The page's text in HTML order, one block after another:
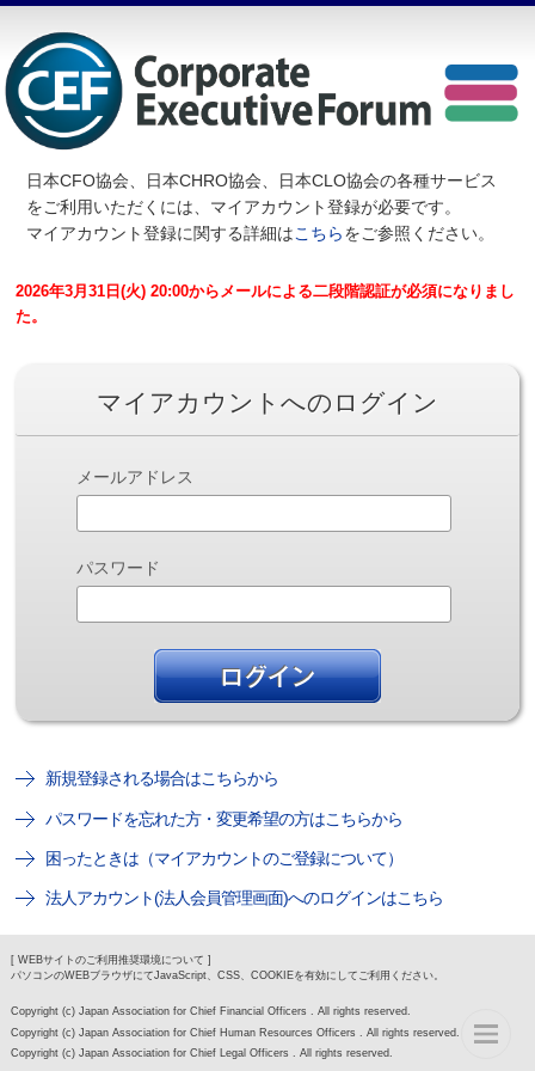
日本CFO協会、日本CHRO協会、日本CLO協会の各種サービス
をご利用いただくには、マイアカウント登録が必要です。
マイアカウント登録に関する詳細はこちらをご参照ください。
2026年3月31日(火) 20:00からメールによる二段階認証が必須になりまし
た。
マイアカウントへのログイン
メールアドレス
パスワード
新規登録される場合はこちらから
パスワードを忘れた方・変更希望の方はこちらから
困ったときは（マイアカウントのご登録について）
法人アカウント(法人会員管理画面)へのログインはこちら
[ WEBサイトのご利用推奨環境について ]
パソコンのWEBブラウザにてJavaScript、CSS、COOKIEを有効にしてご利用ください。
Copyright (c) Japan Association for Chief Financial Officers . All rights reserved.
Copyright (c) Japan Association for Chief Human Resources Officers . All rights reserved.
Copyright (c) Japan Association for Chief Legal Officers . All rights reserved.